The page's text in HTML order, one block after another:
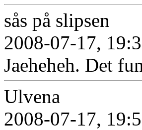
sås på slipsen
2008-07-17,
Jaeheheh. Det
Ulvena
2008-07-17,